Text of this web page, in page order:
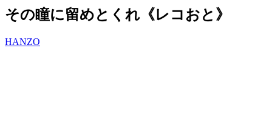
その瞳に留めとくれ《レコおと》
HANZO